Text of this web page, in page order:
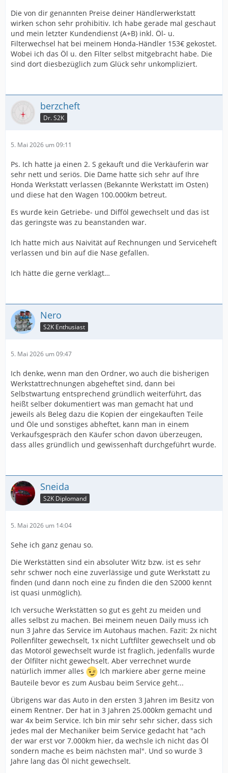
Die von dir genannten Preise deiner Händlerwerkstatt
wirken schon sehr prohibitiv. Ich habe gerade mal geschaut
und mein letzter Kundendienst (A+B) inkl. Öl- u.
Filterwechsel hat bei meinem Honda-Händler 153€ gekostet.
Wobei ich das Öl u. den Filter selbst mitgebracht habe. Die
sind dort diesbezüglich zum Glück sehr unkompliziert.
berzcheft
Dr. S2K
5. Mai 2026 um 09:11
Ps. Ich hatte ja einen 2. S gekauft und die Verkäuferin war
sehr nett und seriös. Die Dame hatte sich sehr auf Ihre
Honda Werkstatt verlassen (Bekannte Werkstatt im Osten)
und diese hat den Wagen 100.000km betreut.
Es wurde kein Getriebe- und Difföl gewechselt und das ist
das geringste was zu beanstanden war.
Ich hatte mich aus Naivität auf Rechnungen und Serviceheft
verlassen und bin auf die Nase gefallen.
Ich hätte die gerne verklagt…
Nero
S2K Enthusiast
5. Mai 2026 um 09:47
Ich denke, wenn man den Ordner, wo auch die bisherigen
Werkstattrechnungen abgeheftet sind, dann bei
Selbstwartung entsprechend gründlich weiterführt, das
heißt selber dokumentiert was man gemacht hat und
jeweils als Beleg dazu die Kopien der eingekauften Teile
und Öle und sonstiges abheftet, kann man in einem
Verkaufsgespräch den Käufer schon davon überzeugen,
dass alles gründlich und gewissenhaft durchgeführt wurde.
Sneida
S2K Diplomand
5. Mai 2026 um 14:04
Sehe ich ganz genau so.
Die Werkstätten sind ein absoluter Witz bzw. ist es sehr
sehr schwer noch eine zuverlässige und gute Werkstatt zu
finden (und dann noch eine zu finden die den S2000 kennt
ist quasi unmöglich).
Ich versuche Werkstätten so gut es geht zu meiden und
alles selbst zu machen. Bei meinem neuen Daily muss ich
nun 3 Jahre das Service im Autohaus machen. Fazit: 2x nicht
Pollenfilter gewechselt, 1x nicht Luftfilter gewechselt und ob
das Motoröl gewechselt wurde ist fraglich, jedenfalls wurde
der Ölfilter nicht gewechselt. Aber verrechnet wurde
natürlich immer alles
Ich markiere aber gerne meine
Bauteile bevor es zum Ausbau beim Service geht...
Übrigens war das Auto in den ersten 3 Jahren im Besitz von
einem Rentner. Der hat in 3 Jahren 25.000km gemacht und
war 4x beim Service. Ich bin mir sehr sehr sicher, dass sich
jedes mal der Mechaniker beim Service gedacht hat "ach
der war erst vor 7.000km hier, da wechsle ich nicht das Öl
sondern mache es beim nächsten mal". Und so wurde 3
Jahre lang das Öl nicht gewechselt.